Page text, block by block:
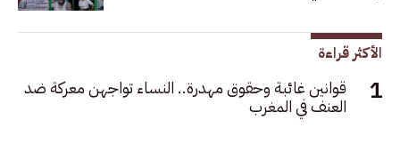
الأكثر قراءة
قوانين غائبة وحقوق مهدرة.. النساء تواجهن معركة ضد
العنف في المغرب